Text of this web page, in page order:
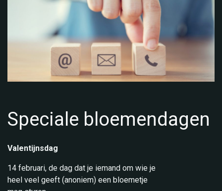
Speciale bloemendagen
Valentijnsdag
14 februari, de dag dat je iemand om wie je
heel veel geeft (anoniem) een bloemetje